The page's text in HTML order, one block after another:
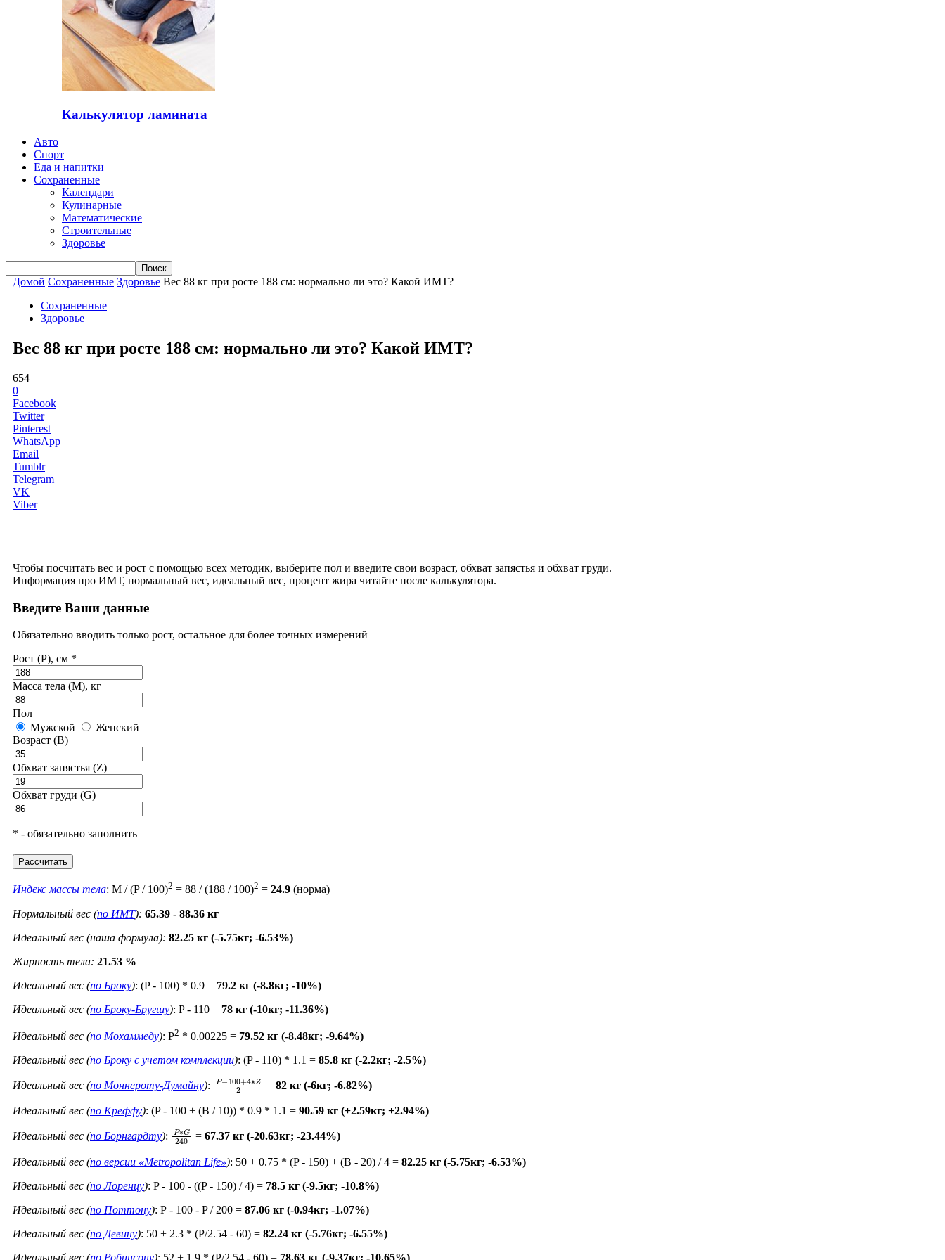
Калькулятор ламината
Авто
Спорт
Еда и напитки
Сохраненные
Календари
Кулинарные
Математические
Строительные
Здоровье
Домой Сохраненные Здоровье Вес 88 кг при росте 188 см: нормально ли это? Какой ИМТ?
Сохраненные
Здоровье
Вес 88 кг при росте 188 см: нормально ли это? Какой ИМТ?
654
0
Facebook
Twitter
Pinterest
WhatsApp
Email
Tumblr
Telegram
VK
Viber
Чтобы посчитать вес и рост с помощью всех методик, выберите пол и введите свои возраст, обхват запястья и обхват груди.
Информация про ИМТ, нормальный вес, идеальный вес, процент жира читайте после калькулятора.
Введите Ваши данные
Обязательно вводить только рост, остальное для более точных измерений
Рост (P), см *
Масса тела (M), кг
Пол
Мужской
Женский
Возраст (B)
Обхват запястья (Z)
Обхват груди (G)
* - обязательно заполнить
Рассчитать
Индекс массы тела: M / (P / 100)2 = 88 / (188 / 100)2 = 24.9 (норма)
Нормальный вес (по ИМТ): 65.39 - 88.36 кг
Идеальный вес (наша формула): 82.25 кг (-5.75кг; -6.53%)
Жирность тела: 21.53 %
Идеальный вес (по Броку): (P - 100) * 0.9 = 79.2 кг (-8.8кг; -10%)
Идеальный вес (по Броку-Бругшу): P - 110 = 78 кг (-10кг; -11.36%)
Идеальный вес (по Мохаммеду): P2 * 0.00225 = 79.52 кг (-8.48кг; -9.64%)
Идеальный вес (по Броку c учетом комплекции): (P - 110) * 1.1 = 85.8 кг (-2.2кг; -2.5%)
Идеальный вес (по Моннероту-Думайну): P− 100 +4∗ 2
=82 кг (-6кг; -6.82%)
Идеальный вес (по Креффу): (P - 100 + (B / 10)) * 0.9 * 1.1 = 90.59 кг (+2.59кг; +2.94%)
Идеальный вес (по Борнгардту): P∗G 240
=67.37 кг (-20.63кг; -23.44%)
Идеальный вес (по версии «Metropolitan Life»): 50 + 0.75 * (P - 150) + (B - 20) / 4 = 82.25 кг (-5.75кг; -6.53%)
Идеальный вес (по Лоренцу): P - 100 - ((P - 150) / 4) = 78.5 кг (-9.5кг; -10.8%)
Идеальный вес (по Поттону): Р - 100 - P / 200 = 87.06 кг (-0.94кг; -1.07%)
Идеальный вес (по Девину): 50 + 2.3 * (P/2.54 - 60) = 82.24 кг (-5.76кг; -6.55%)